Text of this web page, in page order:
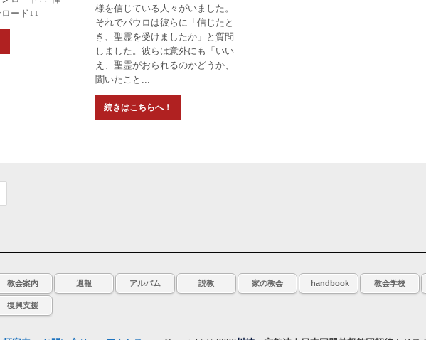
ード↓↓
様を信じている人々がいました。
それでパウロは彼らに「信じたと
き、聖霊を受けましたか」と質問
しました。彼らは意外にも「いい
え、聖霊がおられるのかどうか、
聞いたこと...
教会案内 週報 アルバム 説教 家の教会 handbook 教会学校
復興支援